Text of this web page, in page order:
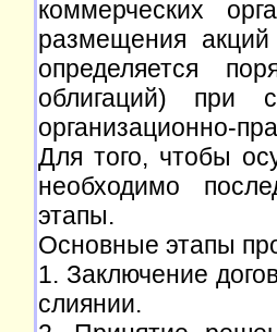
коммерческих
размещения
определяется
облигаций) при
организационно-
Для того, чтобы
необходимо
этапы.
Основные этапы
1. Заключение
слиянии.